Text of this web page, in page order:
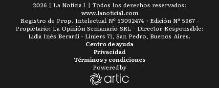
2026 | La Noticia 1 | Todos los derechos reservados:
www.lanoticia1.com
Registro de Prop. Intelectual Nº 53092474 · Edición Nº 5967 -
Propietario: La Opinión Semanario SRL - Director Responsable:
Lidia Inés Berardi - Liniers 71, San Pedro, Buenos Aires.
Términos y condiciones
Privacidad
Centro de ayuda
Powered by